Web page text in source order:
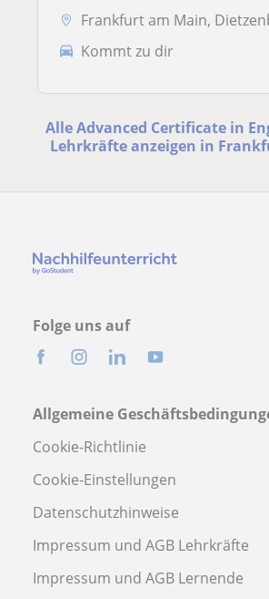
Frankfurt am Main, Dietzenbach, Dietzenbach,
Kommt zu dir
Alle Advanced Certificate in
Lehrkräfte anzeigen in
Folge uns auf
Allgemeine
Cookie-Richtlinie
Cookie-Einstellungen
Datenschutzhinweise
Impressum und AGB Lehrkräfte
Impressum und AGB Lernende